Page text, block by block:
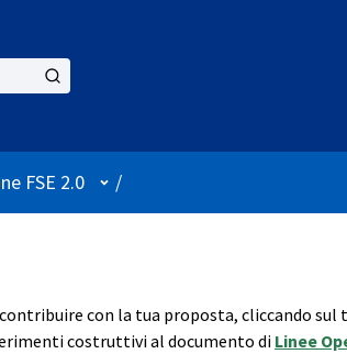
FSE 2.0 User menu
/
con la tua proposta, cliccando sul
costruttivi al documento di Linee